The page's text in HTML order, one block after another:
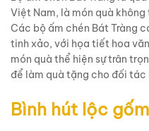
Việt Nam, là món quà
Các bộ ấm chén Bát Tràng
tinh xảo, với họa tiết hoa
món quà thể hiện sự trân
để làm quà tặng cho đối tác
Bình hút lộc